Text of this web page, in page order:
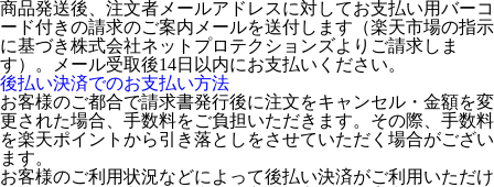
商品発送後、注文者メールアドレスに対してお支払い用バーコ
ード付きの請求のご案内メールを送付します（楽天市場の指示
に基づき株式会社ネットプロテクションズよりご請求しま
す）。メール受取後14日以内にお支払いください。
後払い決済でのお支払い方法
お客様のご都合で請求書発行後に注文をキャンセル・金額を変
更された場合、手数料をご負担いただきます。その際、手数料
を楽天ポイントから引き落としをさせていただく場合がござい
ます。
お客様のご利用状況などによって後払い決済がご利用いただけ